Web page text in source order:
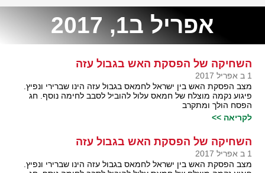
אפריל ב1, 2017
השחיקה של הפסקת האש בגבול עזה
1 ב אפריל 2017
מצב הפסקת האש בין ישראל לחמאס בגבול עזה הינו שברירי ונפיץ.
פיגוע נקמה מוצלח של חמאס עלול להוביל לסבב לחימה נוסף. חג
הפסח הולך ומתקרב
לקריאה >>
השחיקה של הפסקת האש בגבול עזה
1 ב אפריל 2017
מצב הפסקת האש בין ישראל לחמאס בגבול עזה הינו שברירי ונפיץ.